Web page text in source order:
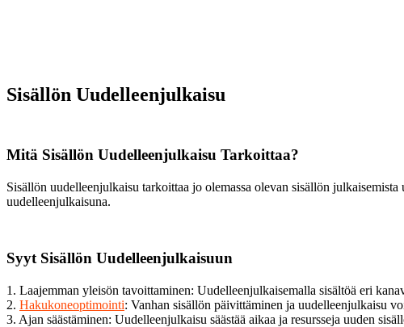
Sisällön Uudelleenjulkaisu
Mitä Sisällön Uudelleenjulkaisu Tarkoittaa?
Sisällön uudelleenjulkaisu tarkoittaa jo olemassa olevan sisällön
uudelleenjulkaisuna.
Syyt Sisällön Uudelleenjulkaisuun
1. Laajemman yleisön tavoittaminen: Uudelleenjulkaisemalla sisältöä eri
2. Hakukoneoptimointi: Vanhan sisällön päivittäminen ja uudelleenjulkaisu
3. Ajan säästäminen: Uudelleenjulkaisu säästää aikaa ja resursseja uuden